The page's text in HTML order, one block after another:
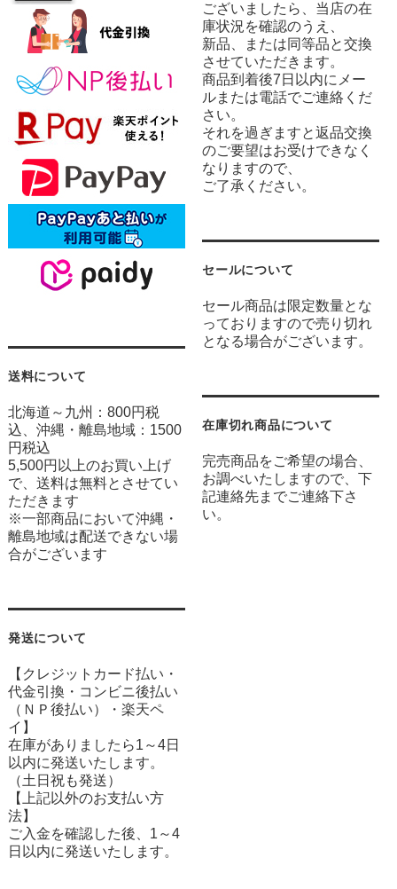
送料について
北海道～九州：800円税
込、沖縄・離島地域：1500
円税込
5,500円以上のお買い上げ
で、送料は無料とさせてい
ただきます
※一部商品において沖縄・
離島地域は配送できない場
合がございます
発送について
【クレジットカード払い・
代金引換・コンビニ後払い
（ＮＰ後払い）・楽天ペ
イ】
在庫がありましたら1～4日
以内に発送いたします。
（土日祝も発送）
【上記以外のお支払い方
法】
ご入金を確認した後、1～4
日以内に発送いたします。
ございましたら、当店の在
庫状況を確認のうえ、
新品、または同等品と交換
させていただきます。
商品到着後7日以内にメー
ルまたは電話でご連絡くだ
さい。
それを過ぎますと返品交換
のご要望はお受けできなく
なりますので、
ご了承ください。
セールについて
セール商品は限定数量とな
っておりますので売り切れ
となる場合がございます。
在庫切れ商品について
完売商品をご希望の場合、
お調べいたしますので、下
記連絡先までご連絡下さ
い。